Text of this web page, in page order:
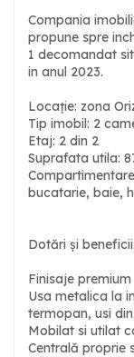
Compania
propune spre
1 decomandat
in anul 2023.
Locație: zona
Tip imobil: 2
Etaj: 2 din 2
Suprafata utila:
bucatarie, baie,
Dotări și beneficii:
Finisaje premium
Usa metalica la
termopan, usi
Mobilat si utilat
Centrală proprie